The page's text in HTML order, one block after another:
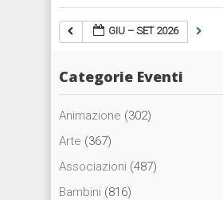
GIU – SET 2026
Categorie Eventi
Animazione (302)
Arte (367)
Associazioni (487)
Bambini (816)